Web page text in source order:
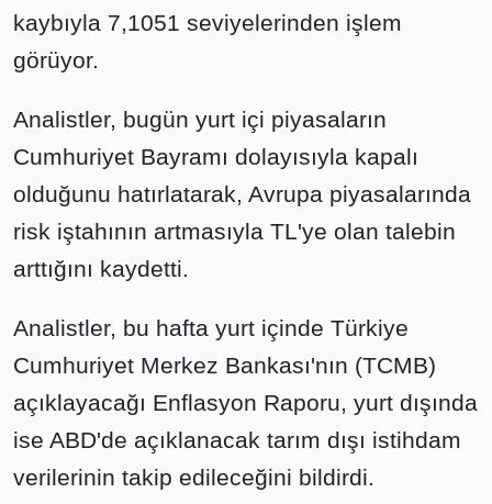
kaybıyla 7,1051 seviyelerinden işlem
görüyor.
Analistler, bugün yurt içi piyasaların
Cumhuriyet Bayramı dolayısıyla kapalı
olduğunu hatırlatarak, Avrupa piyasalarında
risk iştahının artmasıyla TL'ye olan talebin
arttığını kaydetti.
Analistler, bu hafta yurt içinde Türkiye
Cumhuriyet Merkez Bankası'nın (TCMB)
açıklayacağı Enflasyon Raporu, yurt dışında
ise ABD'de açıklanacak tarım dışı istihdam
verilerinin takip edileceğini bildirdi.